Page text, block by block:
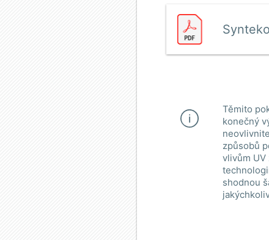
Těmito
konečný
způsobů
vlivům
shodnou